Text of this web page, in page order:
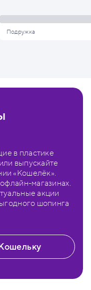
Подружка
в пластике
выпускайте
«Кошелёк».
магазинах.
акции
шопинга